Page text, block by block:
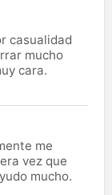
casualidad
mucho
cara.
me
vez que
mucho.